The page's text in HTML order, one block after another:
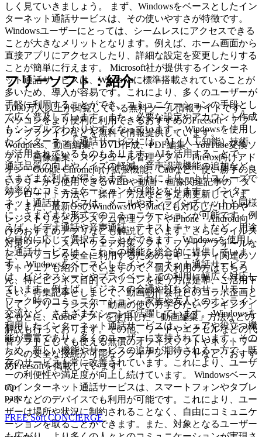
しく見ていきましょう。 まず、Windowsをベースとしたイン
ターネット通話サービスは、その使いやすさが特徴です。
Windowsユーザーにとっては、シームレスにアクセスできる
ことが大きなメリットとなります。例えば、ホーム画面から
直接アプリにアクセスしたり、詳細な設定を変更したりする
ことが簡単に行えます。 Microsoft社が提供するインターネ
ット通話サービスは、Windowsに標準搭載されていることが
多いため、導入が容易です。これにより、多くのユーザーが
手軽に利用することができ、コミュニケーションの手段とし
て広く普及しています。また、必要な設定やアカウント作成
もシンプルでわかりやすくなっています。 Windowsを使用し
たインターネット通話サービスには、AI（人工知能）技術
が活用されているものもあります。AIを活用することで、
通話品質の向上やノイズの軽減、音声認識機能の追加など、
さまざまな利点が得られます。これにより、よりスムーズで
効率的なコミュニケーションが可能となります。 インター
ネット通話サービスは、メールやオンラインチャットと同様
に、さまざまな形式でのコミュニケーションが可能です。例
えば、ビデオ通話や音声通話、テキストチャットなど、用途
や目的に応じて選択することができます。Windowsを使用し
た通話サービスは、これらの機能を総合的に提供していま
す。 Windowsをベースとしたインターネット通話サービス
は、ビジネスシーンやプライベートでの利用に幅広く対応し
ています。例えば、ビジネスの会議や打ち合わせ、リモート
ワーク時のコミュニケーション、家族や友人とのオンライン
交流など、さまざまなシーンで活躍しています。 Windowsを
利用したインターネット通話サービスは、シェアや役立つ機
能が豊富であり、多くのユーザーに支持されています。その
ため、新しい機能やサービスの追加が期待される一方で、既
存のサービスも常に改善されています。これにより、ユーザ
ーの利便性や満足度が向上し続けています。 Windowsベース
のインターネット通話サービスは、スマートフォンやタブレ
ットなどのデバイスでも利用が可能です。これにより、ユー
ザーは場所や状況に制約されることなく、自由にコミュニケ
ーションを取ることができます。また、対象となるユーザー
フリーソフト：紹介
1,000万人以上が閲覧している無料ツール情報サイトです。
パソコンをより便利に利用できるおすすめのFreesoft・アプ
リ・プラグインなどを無料で情報提供しています。
Wordpress、動画編集、DVD作成、PDF編集、YouTube変換ソ
フト、画像編集、スケジュール管理ソフト、Firefox向けアド
オン・Google Chrome向け拡張機能、Cadなど、使い勝手の良
いフリーから使用できるWEBや動画・画像関連記事の「ダ
ウンロード」方法や「操作」方法などを定期更新していま
す。また、最新OSのWindows10やMacにも対応したHDDや
レジストリなどのシステム管理ソフトやiPhone・Android向
けのおすすめアプリなども解説しています。さらにウイルス
対策ソフト、スパイウェア対策ソフト、ファイアフォールな
ど、パソコンを安全に利用するためのセキュリティ関連のソ
フトウェアも紹介していますので、個人利用の方はもちろ
ん、特にビジネス目的でパソコンを使う方は是非、ご活用下
さい。特集記事としまして、動画制作会社とのコラボ企画と
して、フリーランスが「動画の使い方学びたいランキング」
をもとに、Adobeソフトを使用した「動画編集」方法などの
解説も行っております。その他、ワードやエクセルなどの代
替ソフトとしても使える無償のオフィスソフトやネットワー
クへの安全な接続が可能なクライアントソフトなど、おすす
めFreesoftを掲載しています。
top
page
FREE Soft CONCIERGE